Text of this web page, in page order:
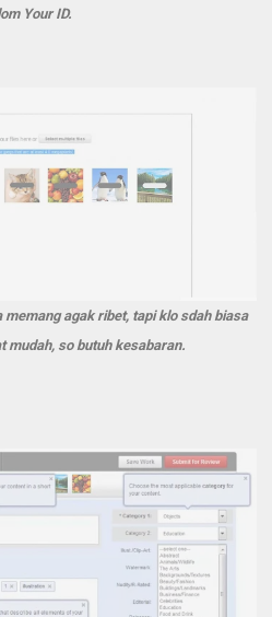
Your ID.
agak ribet, tapi klo sdah biasa
mudah, so butuh kesabaran.